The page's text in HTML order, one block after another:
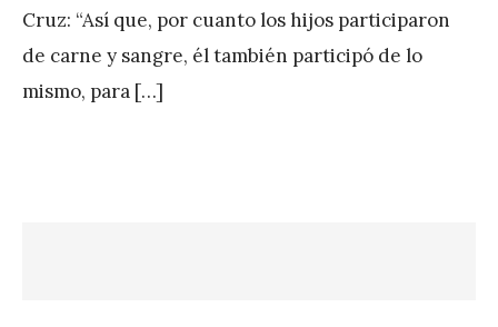
r
Cruz: “Así que, por cuanto los hijos participaron
de carne y sangre, él también participó de lo
mismo, para […]